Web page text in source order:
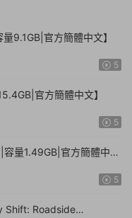
9.1GB|官方簡體中文】
5
官方簡體中文】
5
量1.49GB|官方簡體中
5
Shift: Roadside